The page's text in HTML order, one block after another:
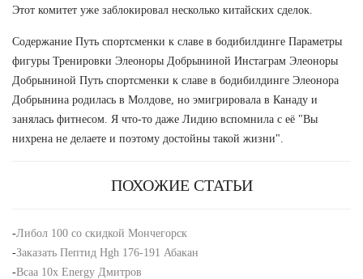
Этот комитет уже заблокировал несколько китайских сделок.
Содержание Путь спортсменки к славе в бодибилдинге Параметры
фигуры Тренировки Элеоноры Добрыниной Инстаграм Элеоноры
Добрыниной Путь спортсменки к славе в бодибилдинге Элеонора
Добрынина родилась в Молдове, но эмигрировала в Канаду и
занялась фитнесом. Я что-то даже Лидию вспомнила с её "Вы
нихрена не делаете и поэтому достойны такой жизни".
ПОХОЖИЕ СТАТЬИ
-Либол 100 со скидкой Мончегорск
-Заказать Пептид Hgh 176-191 Абакан
-Bcaa 10x Energy Дмитров